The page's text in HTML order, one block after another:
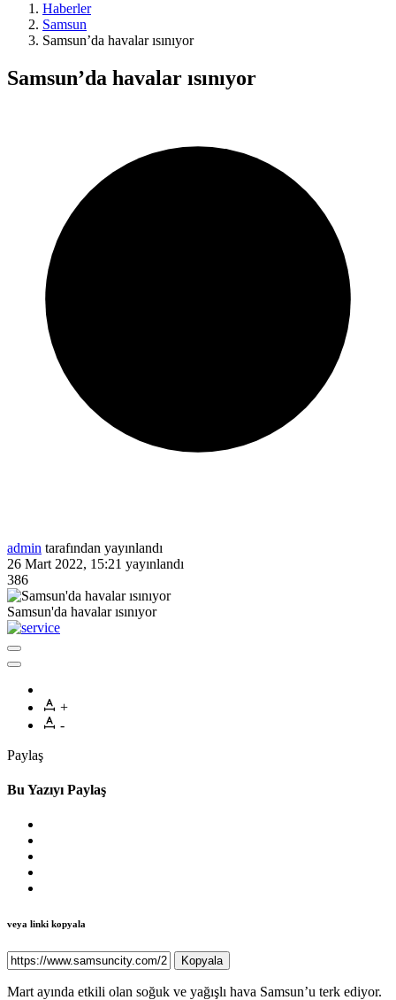
Haberler
Samsun
Samsun’da havalar ısınıyor
Samsun’da havalar ısınıyor
admin tarafından yayınlandı
26 Mart 2022, 15:21 yayınlandı
386
Samsun'da havalar ısınıyor
+
-
Paylaş
Bu Yazıyı Paylaş
veya linki kopyala
Kopyala
Mart ayında etkili olan soğuk ve yağışlı hava Samsun’u terk ediyor.